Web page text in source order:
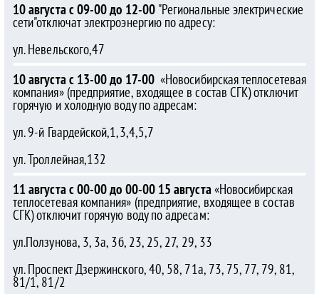
10 августа с 09-00 до 12-00 "Региональные электрические
сети"отключат электроэнергию по адресу:
ул. Невельского,47
10 августа с 13-00 до 17-00 «Новосибирская теплосетевая
компания» (предприятие, входящее в состав СГК) отключит
горячую и холодную воду по адресам:
ул. 9-й Гвардейской,1,3,4,5,7
ул. Троллейная,132
11 августа с 00-00 до 00-00 15 августа«Новосибирская
теплосетевая компания» (предприятие, входящее в состав
СГК) отключит горячую воду по адресам:
ул.Ползунова, 3, 3а, 3б, 23, 25, 27, 29, 33
ул. Проспект Дзержинского, 40, 58, 71а, 73, 75, 77, 79, 81,
81/1, 81/2